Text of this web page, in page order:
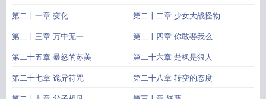
第二十一章 变化 第二十二章 少女大战怪物
第二十三章 万中无一 第二十四章 你敢娶我么
第二十五章 暴怒的苏美 第二十六章 楚枫是狠人
第二十七章 诡异符咒 第二十八章 转变的态度